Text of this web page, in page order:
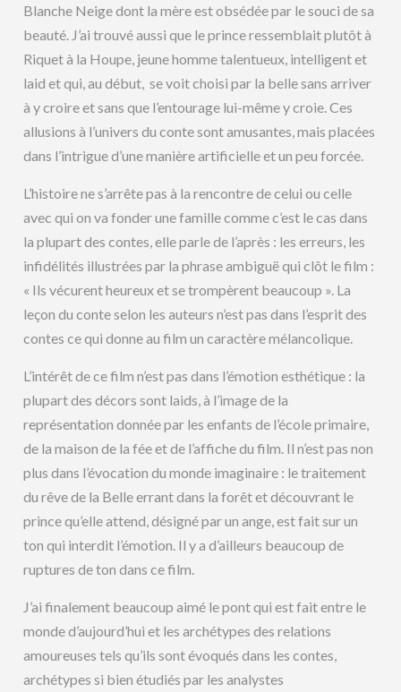
Blanche Neige dont la mère est obsédée par le souci de sa
beauté. J’ai trouvé aussi que le prince ressemblait plutôt à
Riquet à la Houpe, jeune homme talentueux, intelligent et
laid et qui, au début, se voit choisi par la belle sans arriver
à y croire et sans que l’entourage lui-même y croie. Ces
allusions à l’univers du conte sont amusantes, mais placées
dans l’intrigue d’une manière artificielle et un peu forcée.
L’histoire ne s’arrête pas à la rencontre de celui ou celle
avec qui on va fonder une famille comme c’est le cas dans
la plupart des contes, elle parle de l’après : les erreurs, les
infidélités illustrées par la phrase ambiguë qui clôt le film :
« Ils vécurent heureux et se trompèrent beaucoup ». La
leçon du conte selon les auteurs n’est pas dans l’esprit des
contes ce qui donne au film un caractère mélancolique.
L’intérêt de ce film n’est pas dans l’émotion esthétique : la
plupart des décors sont laids, à l’image de la
représentation donnée par les enfants de l’école primaire,
de la maison de la fée et de l’affiche du film. Il n’est pas non
plus dans l’évocation du monde imaginaire : le traitement
du rêve de la Belle errant dans la forêt et découvrant le
prince qu’elle attend, désigné par un ange, est fait sur un
ton qui interdit l’émotion. Il y a d’ailleurs beaucoup de
ruptures de ton dans ce film.
J’ai finalement beaucoup aimé le pont qui est fait entre le
monde d’aujourd’hui et les archétypes des relations
amoureuses tels qu’ils sont évoqués dans les contes,
archétypes si bien étudiés par les analystes